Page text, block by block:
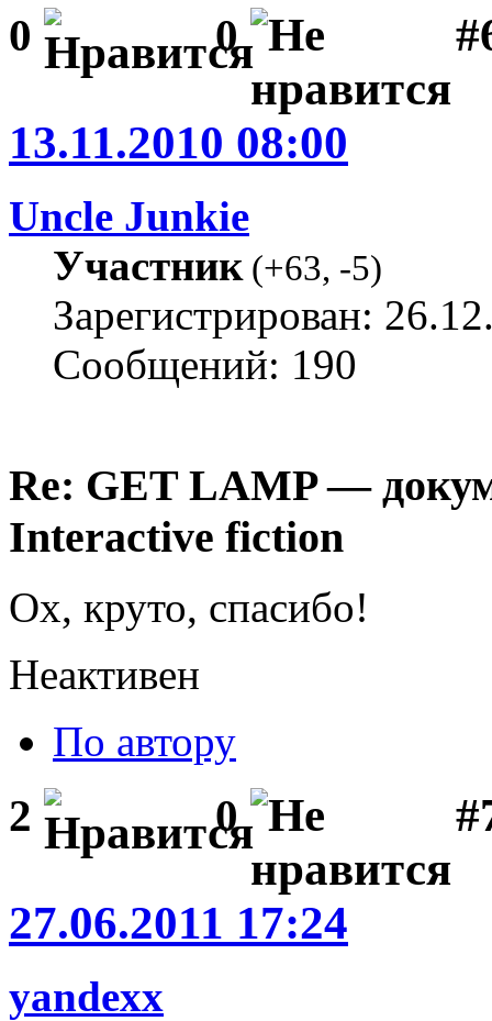
0 0
13.11.2010 08:00
Uncle Junkie
Участник(+63, -5)
Зарегистрирован:
Сообщений: 190
Re: GET LAMP —
Interactive fiction
Ох, круто, спасибо!
Неактивен
По автору
2 0
27.06.2011 17:24
yandexx